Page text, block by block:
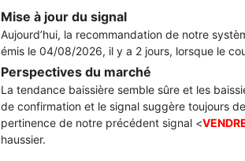
Mise à jour du signal
Aujourd’hui, la recommandation de notre
émis le 04/08/2026, il y a 2 jours, lorsque le
Perspectives du marché
La tendance baissière semble sûre et les
de confirmation et le signal suggère toujours de
pertinence de notre précédent signal <
haussier.